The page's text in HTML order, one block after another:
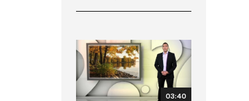
03:40